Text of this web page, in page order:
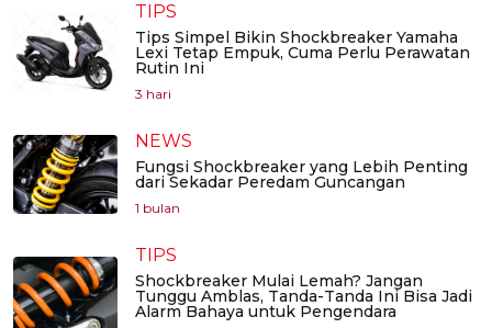
TIPS
Tips Simpel Bikin Shockbreaker Yamaha
Lexi Tetap Empuk, Cuma Perlu Perawatan
Rutin Ini
3 hari
NEWS
Fungsi Shockbreaker yang Lebih Penting
dari Sekadar Peredam Guncangan
1 bulan
TIPS
Shockbreaker Mulai Lemah? Jangan
Tunggu Amblas, Tanda-Tanda Ini Bisa Jadi
Alarm Bahaya untuk Pengendara